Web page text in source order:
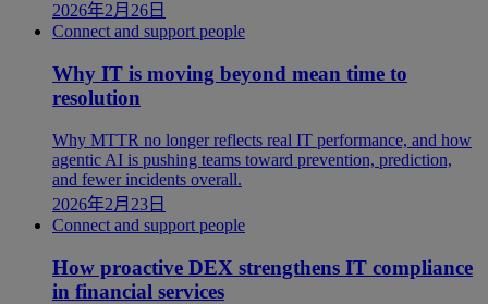
2026年2月26日
Connect and support people
Why IT is moving beyond mean time to
resolution
Why MTTR no longer reflects real IT performance, and how
agentic AI is pushing teams toward prevention, prediction,
and fewer incidents overall.
2026年2月23日
Connect and support people
How proactive DEX strengthens IT compliance
in financial services